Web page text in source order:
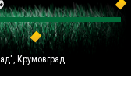
Крумовград